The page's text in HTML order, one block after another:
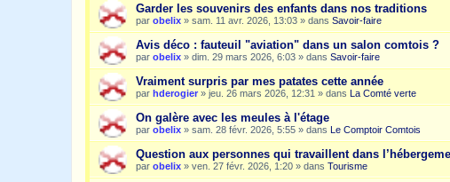
Garder les souvenirs des enfants dans nos traditions
par obelix » sam. 11 avr. 2026, 13:03 » dans Savoir-faire
Avis déco : fauteuil "aviation" dans un salon comtois ?
par obelix » dim. 29 mars 2026, 6:03 » dans Savoir-faire
Vraiment surpris par mes patates cette année
par hderogier » jeu. 26 mars 2026, 12:31 » dans La Comté verte
On galère avec les meules à l'étage
par obelix » sam. 28 févr. 2026, 5:55 » dans Le Comptoir Comtois
Question aux personnes qui travaillent dans
par obelix » ven. 27 févr. 2026, 1:20 » dans Tourisme